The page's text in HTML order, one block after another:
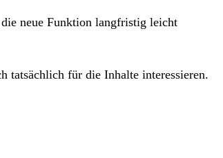
neue Funktion langfristig leicht
tatsächlich für die Inhalte interessieren.